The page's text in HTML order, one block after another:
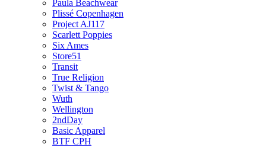
Paula Beachwear
Plissé Copenhagen
Project AJ117
Scarlett Poppies
Six Ames
Store51
Transit
True Religion
Twist & Tango
Wuth
Wellington
2ndDay
Basic Apparel
BTF CPH